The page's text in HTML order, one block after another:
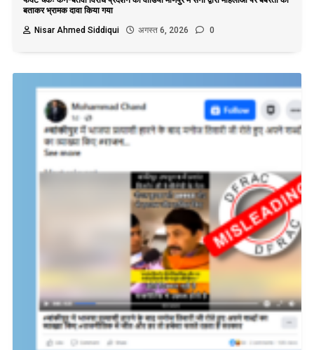
बताकर भ्रामक दावा किया गया
Nisar Ahmed Siddiqui
अगस्त 6, 2026 0